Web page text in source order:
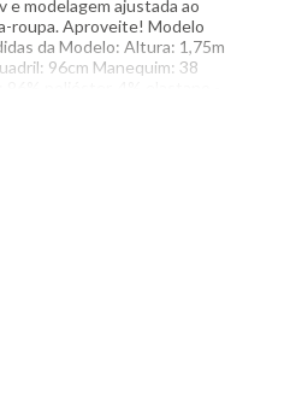
e modelagem ajustada ao
roupa. Aproveite! Modelo
da Modelo: Altura: 1,75m
96cm Manequim: 38
poliéster, 4% elastano -